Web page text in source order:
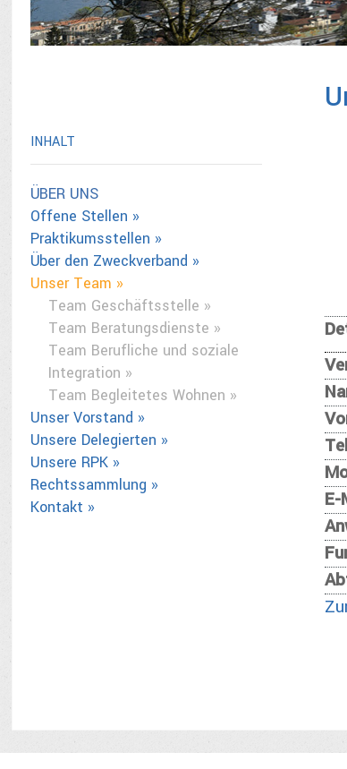
INHALT
ÜBER UNS
Offene Stellen »
Praktikumsstellen »
Über den Zweckverband »
Unser Team »
Team Geschäftsstelle »
Team Beratungsdienste »
Team Berufliche und soziale
Integration »
Team Begleitetes Wohnen »
Unser Vorstand »
Unsere Delegierten »
Unsere RPK »
Rechtssammlung »
Kontakt »
E-